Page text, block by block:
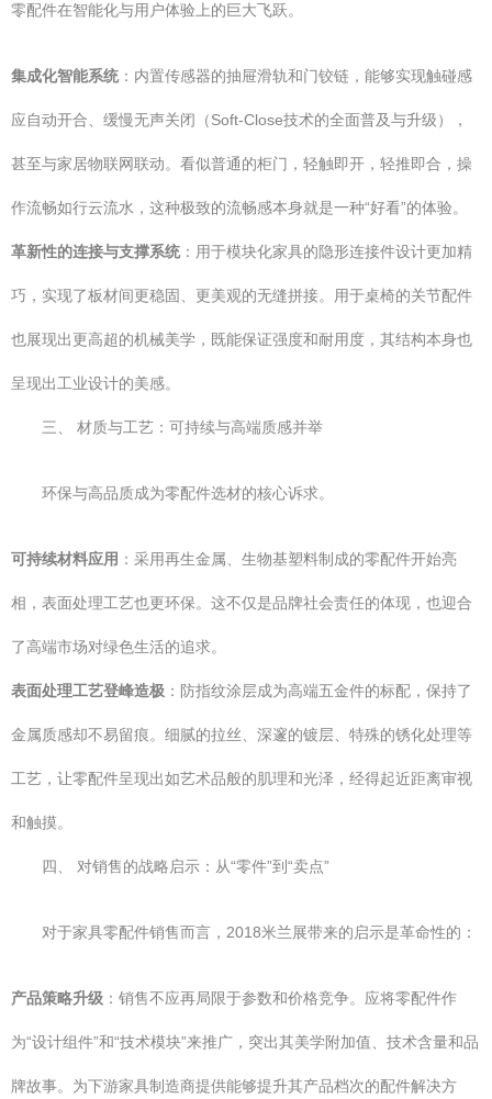
零配件在智能化与用户体验上的巨大飞跃。
集成化智能系统：内置传感器的抽屉滑轨和门铰链，能够实现触碰感
应自动开合、缓慢无声关闭（Soft-Close技术的全面普及与升级），
甚至与家居物联网联动。看似普通的柜门，轻触即开，轻推即合，操
作流畅如行云流水，这种极致的流畅感本身就是一种“好看”的体验。
革新性的连接与支撑系统：用于模块化家具的隐形连接件设计更加精
巧，实现了板材间更稳固、更美观的无缝拼接。用于桌椅的关节配件
也展现出更高超的机械美学，既能保证强度和耐用度，其结构本身也
呈现出工业设计的美感。
三、 材质与工艺：可持续与高端质感并举
环保与高品质成为零配件选材的核心诉求。
可持续材料应用 ：采用再生金属、生物基塑料制成的零配件开始亮
相，表面处理工艺也更环保。这不仅是品牌社会责任的体现，也迎合
了高端市场对绿色生活的追求。
表面处理工艺登峰造极 ：防指纹涂层成为高端五金件的标配，保持了
金属质感却不易留痕。细腻的拉丝、深邃的镀层、特殊的锈化处理等
工艺，让零配件呈现出如艺术品般的肌理和光泽，经得起近距离审视
和触摸。
四、 对销售的战略启示：从“零件”到“卖点”
对于家具零配件销售而言，2018米兰展带来的启示是革命性的：
产品策略升级 ：销售不应再局限于参数和价格竞争。应将零配件作
为“设计组件”和“技术模块”来推广，突出其美学附加值、技术含量和品
牌故事。为下游家具制造商提供能够提升其产品档次的配件解决方